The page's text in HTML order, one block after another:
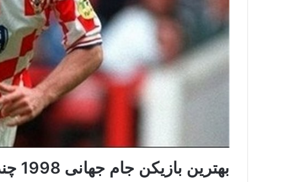
بهترین بازیکن جام جهانی 1998 چند گل به ثمر رساند؟